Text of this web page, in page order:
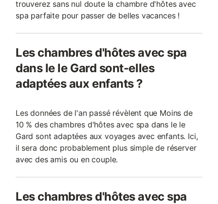
trouverez sans nul doute la chambre d'hôtes avec
spa parfaite pour passer de belles vacances !
Les chambres d'hôtes avec spa
dans le le Gard sont-elles
adaptées aux enfants ?
Les données de l'an passé révèlent que Moins de
10 % des chambres d'hôtes avec spa dans le le
Gard sont adaptées aux voyages avec enfants. Ici,
il sera donc probablement plus simple de réserver
avec des amis ou en couple.
Les chambres d'hôtes avec spa